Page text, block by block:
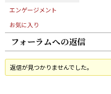
エンゲージメント
お気に入り
フォーラムへの返信
返信が見つかりませんでした。